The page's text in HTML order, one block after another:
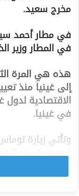
مخرج سعيد.
في مطار أحمد
في المطار وزير
هذه هي المرة
الاقتصادية لدول
في غينيا.
وتأتي زيارة
فيه فريق من
الجدول الزمني